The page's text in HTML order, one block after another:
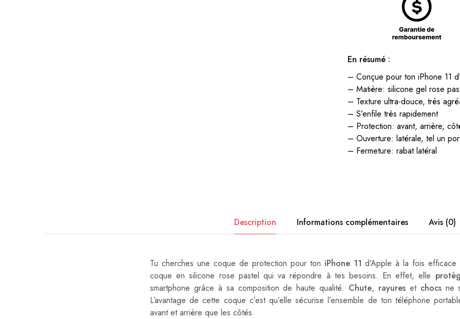
En résumé :
– Conçue pour ton iPhone 11
– Matière: silicone gel rose
– Texture ultra-douce, très
– S’enfile très rapidement
– Protection: avant, arrière,
– Ouverture: latérale, tel un
– Fermeture: rabat latéral
Description Informations complémentaires Avis (0)
Tu cherches une coque de protection pour ton iPhone 11 d’Apple à la fois
coque en silicone rose pastel qui va répondre à tes besoins. En effet, elle
smartphone grâce à sa composition de haute qualité. Chute, rayureset chocsne
L’avantage de cette coque c’est qu’elle sécurise l’ensemble de ton téléphone
avant et arrière que les côtés.